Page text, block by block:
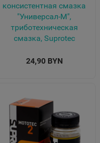
консистентная смазка
"Универсал-М",
триботехническая
смазка, Suprotec
24,90 BYN